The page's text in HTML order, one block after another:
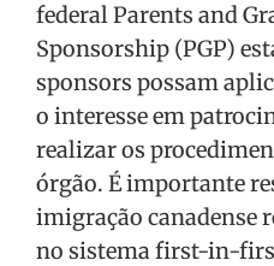
federal Parents and
Sponsorship (PGP)
sponsors possam
o interesse em
realizar os
órgão. É importante
imigração canadense
no sistema first-in-